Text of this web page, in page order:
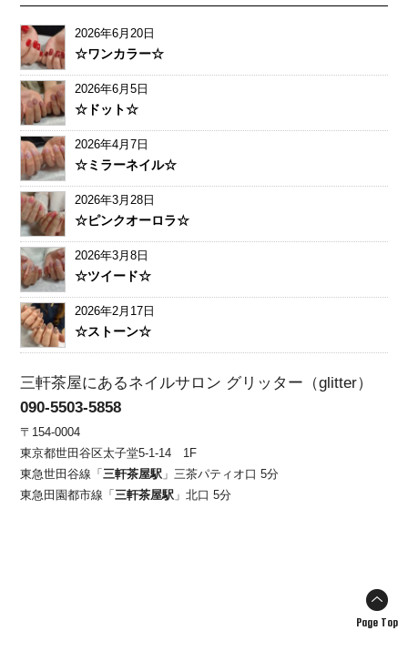
2026年6月20日
☆ワンカラー☆
2026年6月5日
☆ドット☆
2026年4月7日
☆ミラーネイル☆
2026年3月28日
☆ピンクオーロラ☆
2026年3月8日
☆ツイード☆
2026年2月17日
☆ストーン☆
三軒茶屋にあるネイルサロン グリッター（glitter）
090-5503-5858
〒154-0004
東京都世田谷区太子堂5-1-14 1F
東急世田谷線「 三軒茶屋駅」三茶パティオ口 5分
東急田園都市線「 三軒茶屋駅」北口 5分
Page Top